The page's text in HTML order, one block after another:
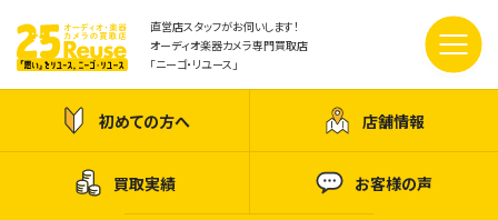
直営店スタッフがお伺いします！
オーディオ楽器カメラ専門買取店
「ニーゴ・リユース」
初めての方へ 店舗情報
買取実績 お客様の声